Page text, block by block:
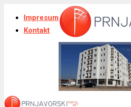
Impresum
Kontakt